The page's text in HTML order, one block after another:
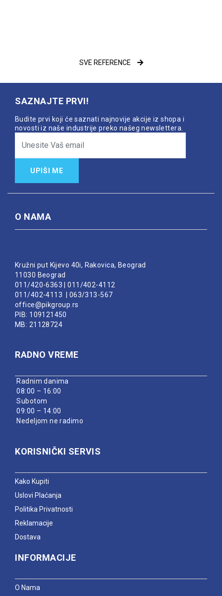
SVE REFERENCE
SAZNAJTE PRVI!
Budite prvi koji će saznati najnovije akcije iz shopa i
novosti iz naše industrije preko našeg newslettera.
UPIŠI ME
O NAMA
Kružni put Kijevo 40i, Rakovica, Beograd
11030 Beograd
011/420-6363 |011/402-4112
011/402-4113
063/313-567
office@pikgroup.rs
PIB: 109121450
MB: 21128724
RADNO VREME
Radnim danima
08:00 – 16:00
Subotom
09:00 – 14:00
Nedeljom ne radimo
KORISNIČKI SERVIS
Kako Kupiti
Uslovi Plaćanja
Politika Privatnosti
Reklamacije
Dostava
INFORMACIJE
O Nama